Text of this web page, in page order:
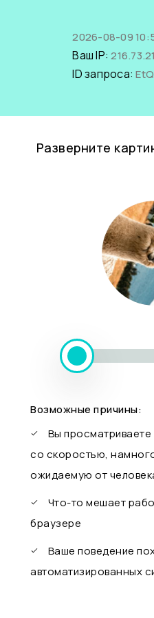
2026-08-09
Ваш IP:
ID запроса:
Разверните
Возможные причины:
Вы просматриваете
со скоростью,
ожидаемую от
Что-то мешает
браузере
Ваше поведение
автоматизированных